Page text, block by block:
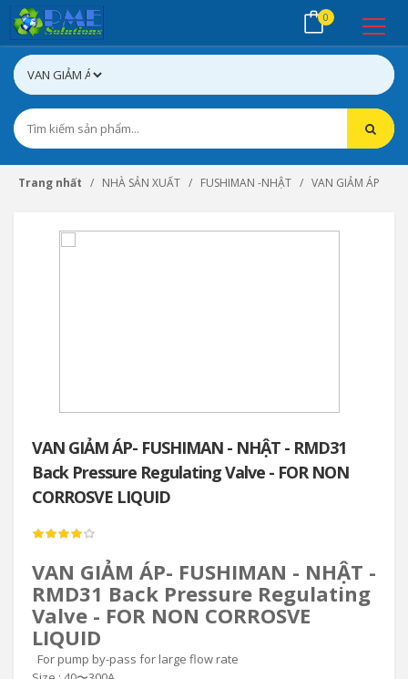
0
Trang nhất NHÀ SẢN XUẤT FUSHIMAN -NHẬT VAN GIẢM ÁP
VAN GIẢM ÁP- FUSHIMAN - NHẬT - RMD31
Back Pressure Regulating Valve - FOR NON
CORROSVE LIQUID
VAN GIẢM ÁP- FUSHIMAN - NHẬT -
RMD31 Back Pressure Regulating
Valve - FOR NON CORROSVE
LIQUID
For pump by-pass for large flow rate